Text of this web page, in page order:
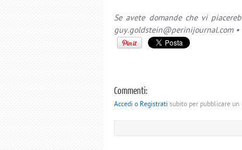
Se avete domande che vi
guy.goldstein@perinijournal.com •
Commenti:
Accedi o Registratisubito per pubblicare